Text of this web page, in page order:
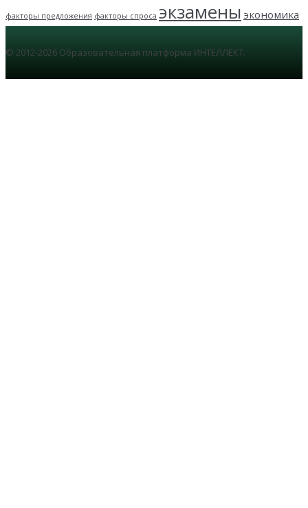
факторы предложения факторы спроса экзамены экономика
© 2012-2026 Образовательная платформа ИНТЕЛЛЕКТ.